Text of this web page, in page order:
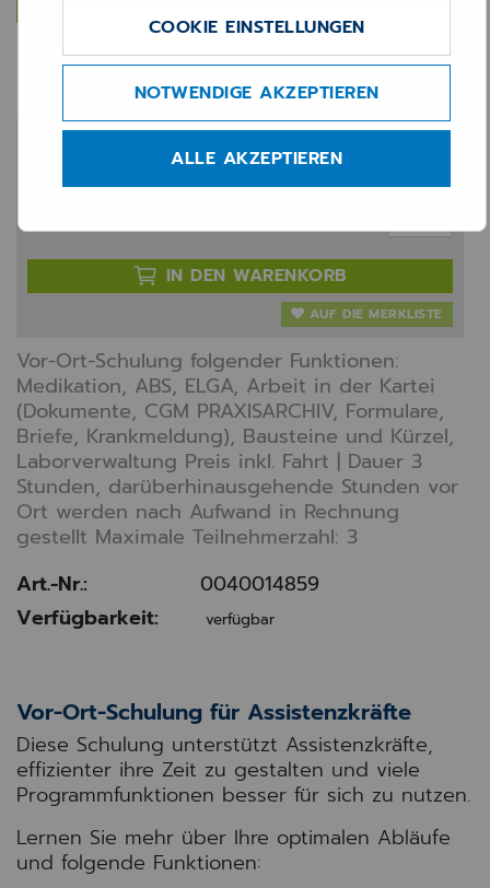
MEDX Assistenzschulung
524,00 €
IN DEN WARENKORB
AUF DIE MERKLISTE
Vor-Ort-Schulung folgender Funktionen:
Medikation, ABS, ELGA, Arbeit in der Kartei
(Dokumente, CGM PRAXISARCHIV, Formulare,
Briefe, Krankmeldung), Bausteine und Kürzel,
Laborverwaltung Preis inkl. Fahrt | Dauer 3
Stunden, darüberhinausgehende Stunden vor
Ort werden nach Aufwand in Rechnung
gestellt Maximale Teilnehmerzahl: 3
Art.-Nr.:
0040014859
Verfügbarkeit:
verfügbar
Vor-Ort-Schulung für Assistenzkräfte
Diese Schulung unterstützt Assistenzkräfte,
effizienter ihre Zeit zu gestalten und viele
Programmfunktionen besser für sich zu nutzen.
Lernen Sie mehr über Ihre optimalen Abläufe
und folgende Funktionen:
COOKIE EINSTELLUNGEN
NOTWENDIGE AKZEPTIEREN
ALLE AKZEPTIEREN